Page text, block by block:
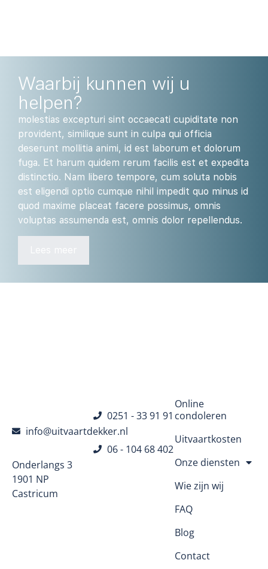
Waarbij kunnen wij u
helpen?
molestias excepturi sint occaecati cupiditate non
provident, similique sunt in culpa qui officia
deserunt mollitia animi, id est laborum et dolorum
fuga. Et harum quidem rerum facilis est et expedita
distinctio. Nam libero tempore, cum soluta nobis
est eligendi optio cumque nihil impedit quo minus id
quod maxime placeat facere possimus, omnis
voluptas assumenda est, omnis dolor repellendus.
info@uitvaartdekker.nl
Onderlangs 3
1901 NP
Castricum
0251 - 33 91 91
06 - 104 68 402
Online
condoleren
Uitvaartkosten
Onze diensten
Wie zijn wij
FAQ
Blog
Contact